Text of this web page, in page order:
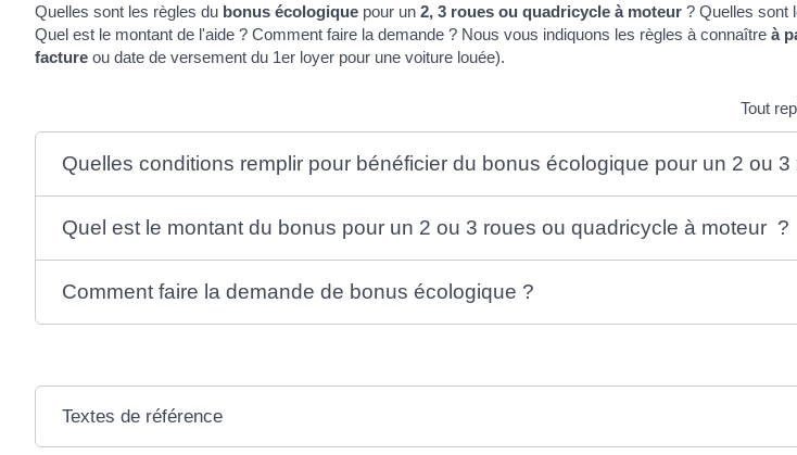
Quelles sont les règles du bonus écologique pour un 2, 3 roues ou quadricycle à moteur ? Quelles sont
Quel est le montant de l'aide ? Comment faire la demande ? Nous vous indiquons les règles à connaître à
facture ou date de versement du 1er loyer pour une voiture louée).
Tout
Quelles conditions remplir pour bénéficier du bonus écologique pour un 2 ou 3
Quel est le montant du bonus pour un 2 ou 3 roues ou quadricycle à moteur ?
Comment faire la demande de bonus écologique ?
Textes de référence